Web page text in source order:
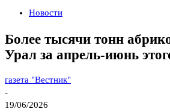
Новости
Более тысячи тонн
Урал за апрель-июнь
газета "Вестник"
-
19/06/2026